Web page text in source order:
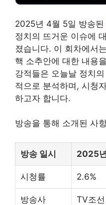
2025년 4월 5일 방송된
정치의 뜨거운 이슈에
졌습니다. 이 회차에서
핵 소추안에 대한 내용
강적들은 오늘날 정치
적으로 분석하며, 시청
하고자 합니다.
방송을 통해 소개된 사
방송 일시 2025
시청률 2.6%
방송사 TV조선